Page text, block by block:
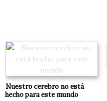
Nuestro cerebro no está
hecho para este mundo